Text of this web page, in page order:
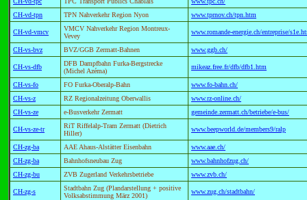
CH-vd-tpn
TPN Nahverkehr Region Nyon www.tprnov.ch/tpn.htm
CH-vd-vmcv
VMCV Nahverkehr Region Montreux-
Vevey
www.romande-energie.ch/entreprise/
CH-vs-bvz BVZ/GGB Zermatt-Bahnen www.ggb.ch/
CH-vs-dfb
DFB Dampfbahn Furka-Bergstrecke
(Michel Azéma)
mikeaz.free.fr/dfb/dfb1.htm
CH-vs-fo FO Furka-Oberalp-Bahn
www.fo-bahn.ch/
CH-vs-z
RZ Regionalzeitung Oberwallis
www.rz-online.ch/
CH-vs-ze
e-Busverkehr Zermatt gemeinde.zermatt.ch/betriebe/e-bus/
CH-vs-ze-tr
RiT Riffelalp-Tram Zermatt (Dietrich
Hiller)
www.beepworld.de/members9/ralp
CH-zg-ba AAE Ahaus-Alstätter Eisenbahn
www.aae.ch/
CH-zg-ba
Bahnhofsneubau Zug
www.bahnhofzug.ch/
CH-zg-bu
ZVB Zugerland Verkehrsbetriebe www.zvb.ch/
CH-zg-s
Stadtbahn Zug (Plandarstellung + positive
Volksabstimmung März 2001)
www.zug.ch/stadtbahn/